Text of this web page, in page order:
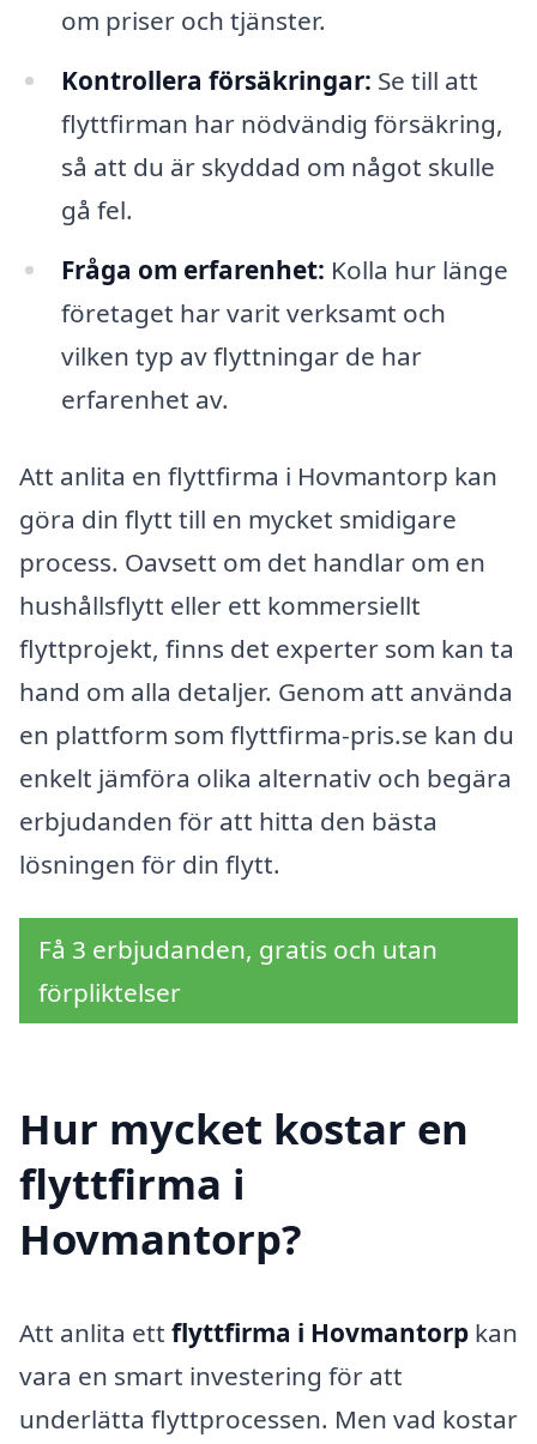
om priser och tjänster.
Kontrollera försäkringar: Se till att
flyttfirman har nödvändig försäkring,
så att du är skyddad om något skulle
gå fel.
Fråga om erfarenhet: Kolla hur länge
företaget har varit verksamt och
vilken typ av flyttningar de har
erfarenhet av.
Att anlita en flyttfirma i Hovmantorp kan
göra din flytt till en mycket smidigare
process. Oavsett om det handlar om en
hushållsflytt eller ett kommersiellt
flyttprojekt, finns det experter som kan ta
hand om alla detaljer. Genom att använda
en plattform som flyttfirma-pris.se kan du
enkelt jämföra olika alternativ och begära
erbjudanden för att hitta den bästa
lösningen för din flytt.
Få 3 erbjudanden, gratis och utan
förpliktelser
Hur mycket kostar en
flyttfirma i
Hovmantorp?
Att anlita ett flyttfirma i Hovmantorp kan
vara en smart investering för att
underlätta flyttprocessen. Men vad kostar